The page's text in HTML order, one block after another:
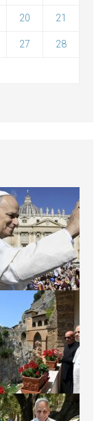
20 21
27 28